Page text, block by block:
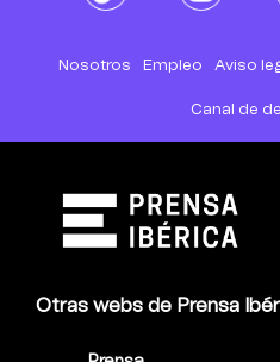
Nosotros Empleo Aviso
Canal de
Otras webs de Prensa